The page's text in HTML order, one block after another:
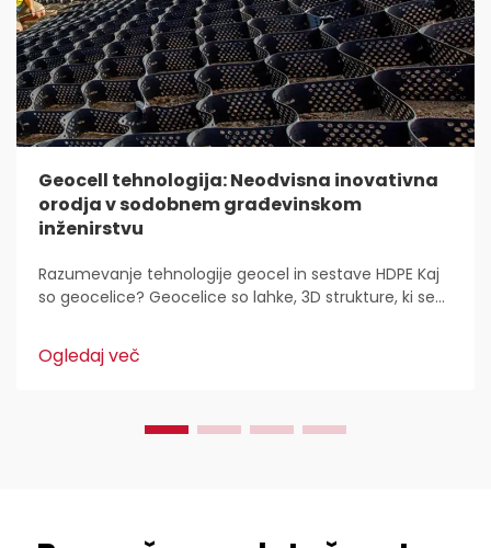
Geocell tehnologija: Neodvisna inovativna
orodja v sodobnem građevinskom
inženirstvu
Razumevanje tehnologije geocel in sestave HDPE Kaj
so geocelice? Geocelice so lahke, 3D strukture, ki se
gradbeništvu. Inženirji civilne zaščite jih imajo radi,
ker...
Ogledaj več